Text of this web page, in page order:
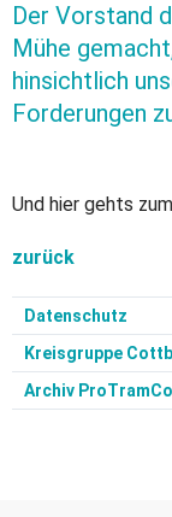
Der Vorstand
Mühe
hinsichtlich
Forderungen
Und hier gehts zum
zurück
Datenschutz
Kreisgruppe
Archiv